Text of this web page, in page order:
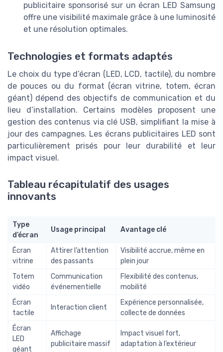
publicitaire sponsorisé sur un écran LED Samsung
offre une visibilité maximale grâce à une luminosité
et une résolution optimales.
Technologies et formats adaptés
Le choix du type d’écran (LED, LCD, tactile), du nombre
de pouces ou du format (écran vitrine, totem, écran
géant) dépend des objectifs de communication et du
lieu d’installation. Certains modèles proposent une
gestion des contenus via clé USB, simplifiant la mise à
jour des campagnes. Les écrans publicitaires LED sont
particulièrement prisés pour leur durabilité et leur
impact visuel.
Tableau récapitulatif des usages
innovants
Type
d’écran
Usage principal Avantage clé
Écran
vitrine
Attirer l’attention
des passants
Visibilité accrue, même en
plein jour
Totem
vidéo
Communication
événementielle
Flexibilité des contenus,
mobilité
Écran
tactile
Interaction client
Expérience personnalisée,
collecte de données
Écran
LED
géant
Affichage
publicitaire massif
Impact visuel fort,
adaptation à l’extérieur